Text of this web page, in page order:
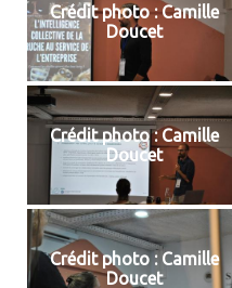
Crédit photo : Camille
Doucet
Crédit photo : Camille
Doucet
Crédit photo : Camille
Doucet